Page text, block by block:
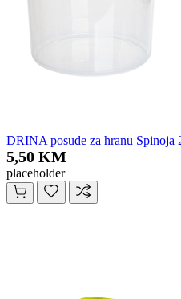
DRINA posude za hranu Spinoja
5,50 KM
placeholder